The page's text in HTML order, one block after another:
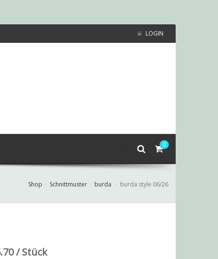
LOGIN
0
Shop Schnittmuster burda burda style 06/26
/ Stück